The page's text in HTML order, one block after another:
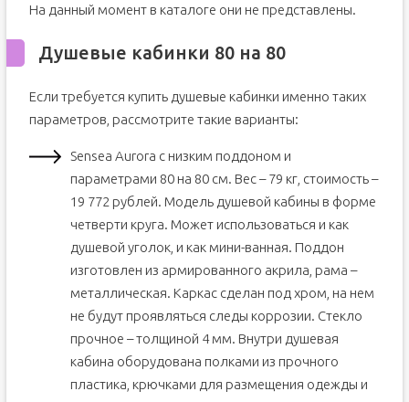
На данный момент в каталоге они не представлены.
Душевые кабинки 80 на 80
Если требуется купить душевые кабинки именно таких
параметров, рассмотрите такие варианты:
Sensea Aurora с низким поддоном и
параметрами 80 на 80 см. Вес – 79 кг, стоимость –
19 772 рублей. Модель душевой кабины в форме
четверти круга. Может использоваться и как
душевой уголок, и как мини-ванная. Поддон
изготовлен из армированного акрила, рама –
металлическая. Каркас сделан под хром, на нем
не будут проявляться следы коррозии. Стекло
прочное – толщиной 4 мм. Внутри душевая
кабина оборудована полками из прочного
пластика, крючками для размещения одежды и